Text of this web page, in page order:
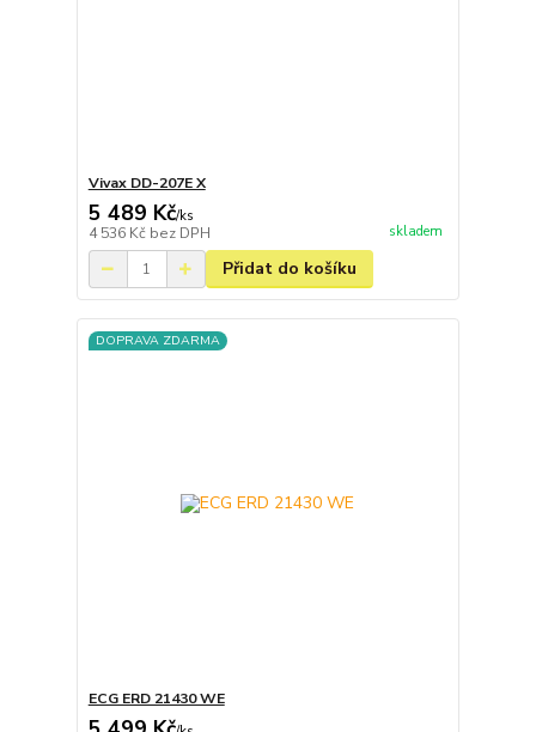
Vivax DD-207E X
5 489 Kč/ks
4 536 Kč bez DPH skladem
Přidat do košíku
DOPRAVA ZDARMA
ECG ERD 21430 WE